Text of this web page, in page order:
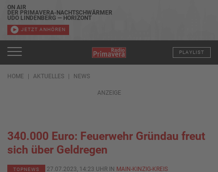
ON AIR
DER PRIMAVERA-NACHTSCHWÄRMER
UDO LINDENBERG — HORIZONT
JETZT ANHÖREN
PLAYLIST
HOME AKTUELLES NEWS
ANZEIGE
340.000 Euro: Feuerwehr Gründau freut
sich über Geldregen
TOPNEWS 27.07.2023, 14:23 UHR IN MAIN-KINZIG-KREIS